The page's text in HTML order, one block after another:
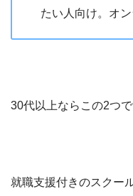
たい人向け。オン
30代以上ならこの2つで
就職支援付きのスクー